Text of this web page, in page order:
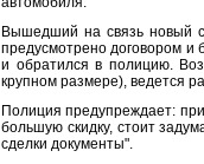
Вышедший на связь новый
предусмотрено договором и
и обратился в полицию.
крупном размере), ведется
Полиция предупреждает:
большую скидку, стоит
сделки документы".